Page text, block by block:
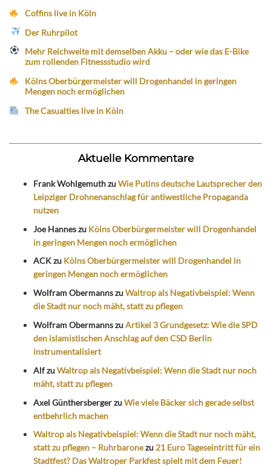
Coffins live in Köln
Der Ruhrpilot
Mehr Reichweite mit demselben Akku – oder wie das E-Bike
zum rollenden Fitnessstudio wird
Kölns Oberbürgermeister will Drogenhandel in geringen
Mengen noch ermöglichen
The Casualties live in Köln
Aktuelle Kommentare
Frank WohlgemuthzuWie Putins deutsche Lautsprecher den
Leipziger Drohnenanschlag für antiwestliche Propaganda
nutzen
Joe Hanneszu Kölns Oberbürgermeister will Drogenhandel
in geringen Mengen noch ermöglichen
ACKzu Kölns Oberbürgermeister will Drogenhandel in
geringen Mengen noch ermöglichen
Wolfram ObermannszuWaltrop als Negativbeispiel: Wenn
die Stadt nur noch mäht, statt zu pflegen
Wolfram ObermannszuArtikel 3 Grundgesetz: Wie die SPD
den islamistischen Anschlag auf den CSD Berlin
instrumentalisiert
AlfzuWaltrop als Negativbeispiel: Wenn die Stadt nur noch
mäht, statt zu pflegen
Axel GünthersbergerzuWie viele Bäcker sich gerade selbst
entbehrlich machen
Waltrop als Negativbeispiel: Wenn die Stadt nur noch mäht,
statt zu pflegen – Ruhrbaronezu 21 Euro Tageseintritt für ein
Stadtfest? Das Waltroper Parkfest spielt mit dem Feuer!